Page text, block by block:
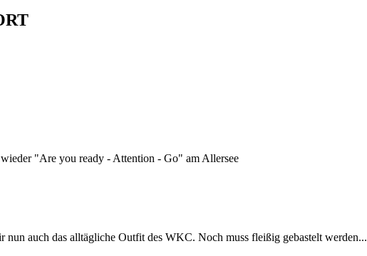
"Are you ready - Attention - Go" am Allersee
auch das alltägliche Outfit des WKC. Noch muss fleißig gebastelt werden...